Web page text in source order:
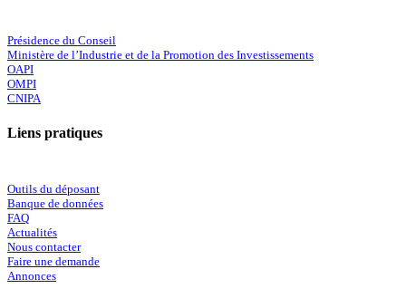
Présidence du Conseil
Ministère de l’Industrie et de la Promotion des Investissements
OAPI
OMPI
CNIPA
Liens pratiques
Outils du déposant
Banque de données
FAQ
Actualités
Nous contacter
Faire une demande
Annonces